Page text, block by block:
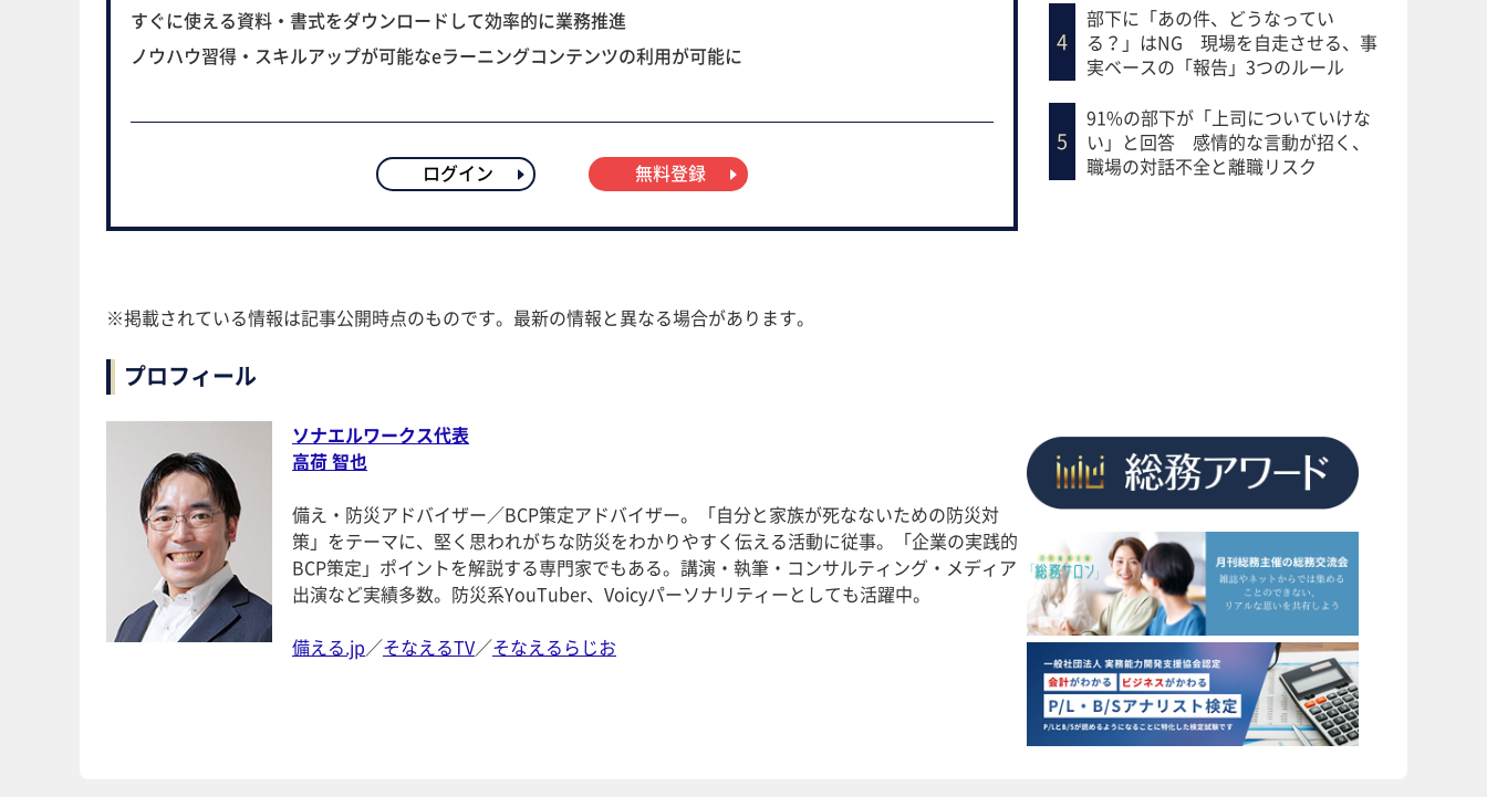
部下に「あの件、どうなってい
る？」はNG 現場を自走させる、事
実ベースの「報告」3つのルール
91%の部下が「上司についていけな
い」と回答 感情的な言動が招く、
職場の対話不全と離職リスク
すぐに使える資料・書式をダウンロードして効率的に業務推進
ノウハウ習得・スキルアップが可能なeラーニングコンテンツの利用が可能に
ログイン 無料登録
※掲載されている情報は記事公開時点のものです。最新の情報と異なる場合があります。
プロフィール
ソナエルワークス代表
高荷 智也
備え・防災アドバイザー／BCP策定アドバイザー。「自分と家族が死なないための防災対
策」をテーマに、堅く思われがちな防災をわかりやすく伝える活動に従事。「企業の実践的
BCP策定」ポイントを解説する専門家でもある。講演・執筆・コンサルティング・メディア
出演など実績多数。防災系YouTuber、Voicyパーソナリティーとしても活躍中。
備える.jp／そなえるTV／そなえるらじお